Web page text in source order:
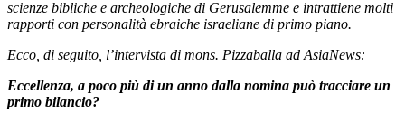
scienze bibliche e archeologiche di Gerusalemme e intrattiene molti
rapporti con personalità ebraiche israeliane di primo piano.
Ecco, di seguito, l’intervista di mons. Pizzaballa ad AsiaNews:
Eccellenza, a poco più di un anno dalla nomina può tracciare un
primo bilancio?